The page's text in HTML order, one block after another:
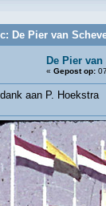
De Pier van
De Pier
« Gepost op:
aan P. Hoekstra